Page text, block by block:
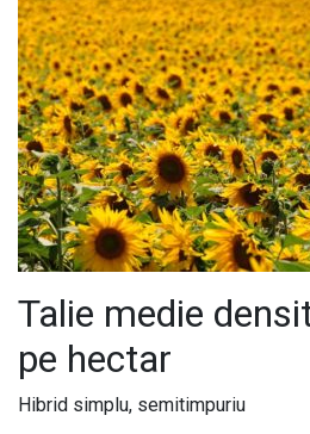
Talie medie
pe hectar
Hibrid simplu, semitimpuriu